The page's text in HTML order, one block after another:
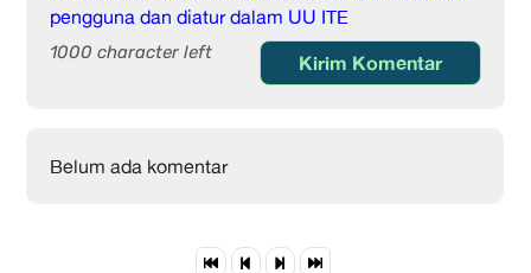
pengguna dan diatur dalam UU ITE
1000 character left Kirim Komentar
Belum ada komentar